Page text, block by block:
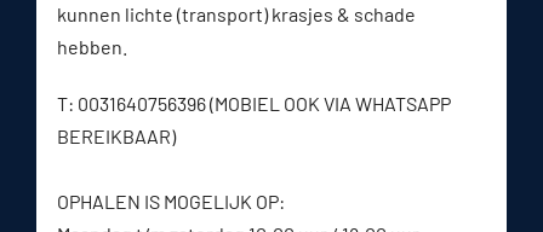
kunnen lichte (transport) krasjes & schade
hebben.
T: 0031640756396 (MOBIEL OOK VIA WHATSAPP
BEREIKBAAR)
OPHALEN IS MOGELIJK OP: